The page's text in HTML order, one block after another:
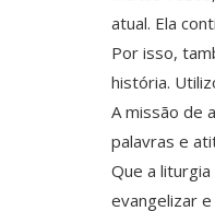
atual. Ela
Por isso,
história.
A missão de
palavras e
Que a
evangelizar